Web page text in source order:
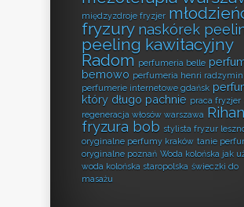
międzyzdroje fryzjer
fryzury naskórek
peeling kawitacyjny
Radom perfumeria belle
bemowo perfumeria henri radzymin
perfumerie internetowe gdańsk
który długo pachnie praca fryzjer
regeneracja włosów warszawa
fryzura bob stylista fryzur
oryginalne perfumy kraków tanie
oryginalne poznań Woda kolońska jak
woda kolońska staropolska świeczki do
masażu